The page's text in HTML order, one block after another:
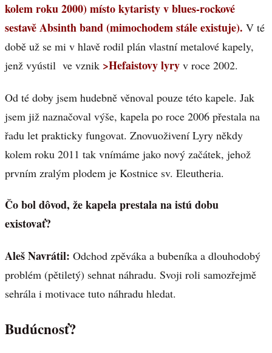
kolem roku 2000) místo kytaristy v blues-rockové
sestavě Absinth band (mimochodem stále existuje). V té
době už se mi v hlavě rodil plán vlastní metalové kapely,
jenž vyústil ve vznik >Hefaistovy lyry v roce 2002.
Od té doby jsem hudebně věnoval pouze této kapele. Jak
jsem již naznačoval výše, kapela po roce 2006 přestala na
řadu let prakticky fungovat. Znovuoživení Lyry někdy
kolem roku 2011 tak vnímáme jako nový začátek, jehož
prvním zralým plodem je Kostnice sv. Eleutheria.
Čo bol dôvod, že kapela prestala na istú dobu
existovať?
Aleš Navrátil: Odchod zpěváka a bubeníka a dlouhodobý
problém (pětiletý) sehnat náhradu. Svoji roli samozřejmě
sehrála i motivace tuto náhradu hledat.
Budúcnosť?